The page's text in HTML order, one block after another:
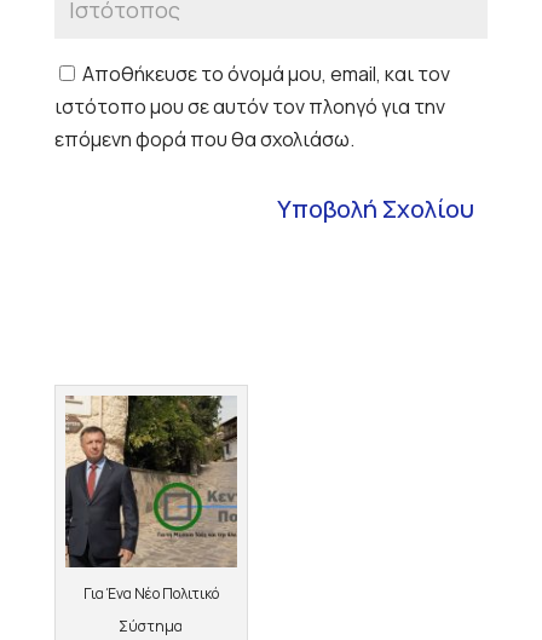
Αποθήκευσε το όνομά μου, email, και τον
ιστότοπο μου σε αυτόν τον πλοηγό για την
επόμενη φορά που θα σχολιάσω.
Για Ένα Νέο Πολιτικό
Σύστημα